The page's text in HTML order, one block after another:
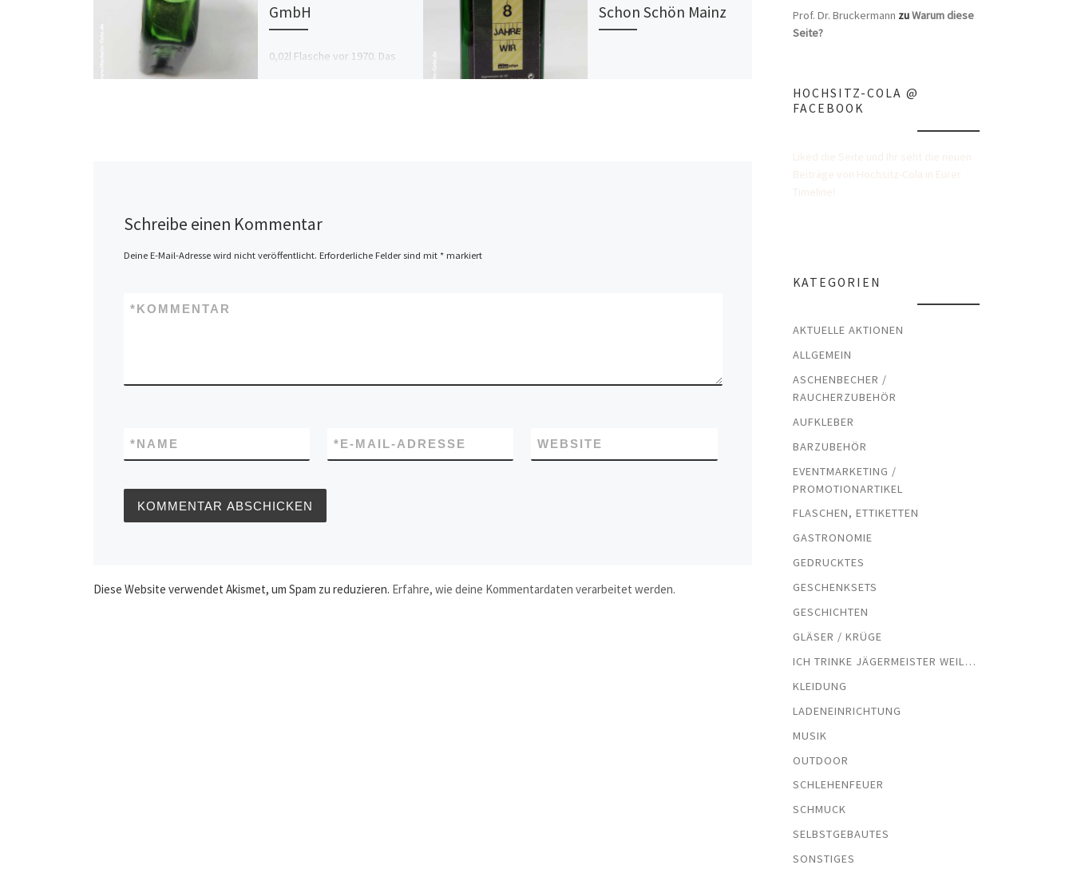
GmbH
0,02l Flasche vor 1970. Das
Schon Schön Mainz
Schreibe einen Kommentar
Deine E-Mail-Adresse wird nicht veröffentlicht. Erforderliche Felder sind mit *markiert
KOMMENTAR
*
NAME
* E-MAIL-ADRESSE
* WEBSITE
Diese Website verwendet Akismet, um Spam zu reduzieren. Erfahre, wie deine Kommentardaten verarbeitet werden.
Prof. Dr. Bruckermann zuWarum diese
Seite?
HOCHSITZ-COLA @
FACEBOOK
KATEGORIEN
AKTUELLE AKTIONEN
ALLGEMEIN
ASCHENBECHER /
RAUCHERZUBEHÖR
AUFKLEBER
BARZUBEHÖR
EVENTMARKETING /
PROMOTIONARTIKEL
FLASCHEN, ETTIKETTEN
GASTRONOMIE
GEDRUCKTES
GESCHENKSETS
GESCHICHTEN
GLÄSER / KRÜGE
ICH TRINKE JÄGERMEISTER WEIL…
KLEIDUNG
LADENEINRICHTUNG
MUSIK
OUTDOOR
SCHLEHENFEUER
SCHMUCK
SELBSTGEBAUTES
SONSTIGES